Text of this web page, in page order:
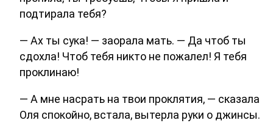
подтирала тебя?
— Ах ты сука! — заорала мать. — Да чтоб ты
сдохла! Чтоб тебя никто не пожалел! Я тебя
проклинаю!
— А мне насрать на твои проклятия, — сказала
Оля спокойно, встала, вытерла руки о джинсы.